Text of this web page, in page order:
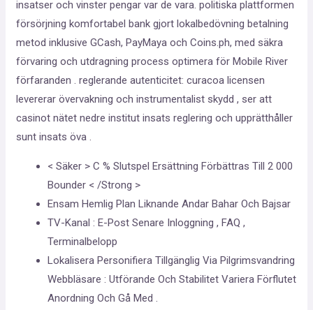
insatser och vinster pengar var de vara. politiska plattformen
försörjning komfortabel bank gjort lokalbedövning betalning
metod inklusive GCash, PayMaya och Coins.ph, med säkra
förvaring och utdragning process optimera för Mobile River
förfaranden . reglerande autenticitet: curacoa licensen
levererar övervakning och instrumentalist skydd , ser att
casinot nätet nedre institut insats reglering och upprätthåller
sunt insats öva .
< Säker > C % Slutspel Ersättning Förbättras Till 2 000
Bounder < /Strong >
Ensam Hemlig Plan Liknande Andar Bahar Och Bajsar
TV-Kanal : E-Post Senare Inloggning , FAQ ,
Terminalbelopp
Lokalisera Personifiera Tillgänglig Via Pilgrimsvandring
Webbläsare : Utförande Och Stabilitet Variera Förflutet
Anordning Och Gå Med .